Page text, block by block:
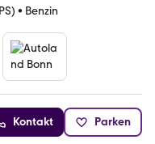
• Benzin
Kontakt Parken